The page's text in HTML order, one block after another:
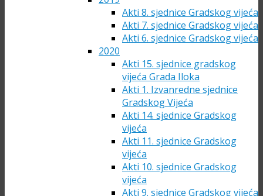
Akti 8. sjednice Gradskog vijeća
Akti 7. sjednice Gradskog vijeća
Akti 6. sjednice Gradskog vijeća
2020
Akti 15. sjednice gradskog
vijeća Grada Iloka
Akti 1. Izvanredne sjednice
Gradskog Vijeća
Akti 14. sjednice Gradskog
vijeća
Akti 11. sjednice Gradskog
vijeća
Akti 10. sjednice Gradskog
vijeća
Akti 9. sjednice Gradskog vijeća